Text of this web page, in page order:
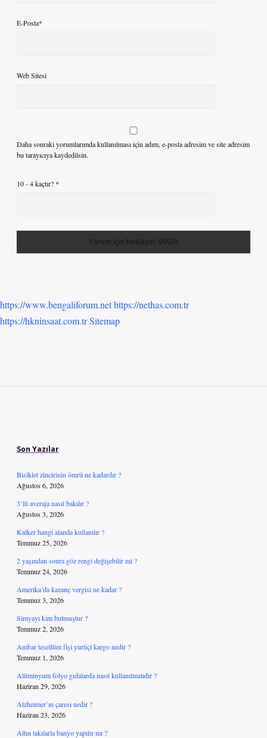
E-Posta*
Web Sitesi
Daha sonraki yorumlarımda kullanılması için adım, e-posta adresim ve site adresim
bu tarayıcıya kaydedilsin.
10 - 4 kaçtır? *
https://www.bengaliforum.nethttps://nethas.com.tr
https://hkninsaat.com.trSitemap
Son Yazılar
Bisiklet zincirinin ömrü ne kadardır ?
Ağustos 6, 2026
3’lü averaja nasıl bakılır ?
Ağustos 3, 2026
Kalker hangi alanda kullanılır ?
Temmuz 25, 2026
2 yaşından sonra göz rengi değişebilir mi ?
Temmuz 24, 2026
Amerika’da kazanç vergisi ne kadar ?
Temmuz 3, 2026
Simyayı kim bulmuştur ?
Temmuz 2, 2026
Ambar tesellüm fişi yurtiçi kargo nedir ?
Temmuz 1, 2026
Alüminyum folyo gıdalarda nasıl kullanılmalıdır ?
Haziran 29, 2026
Alzheimer’ın çaresi nedir ?
Haziran 23, 2026
Altın takılarla banyo yapılır mı ?